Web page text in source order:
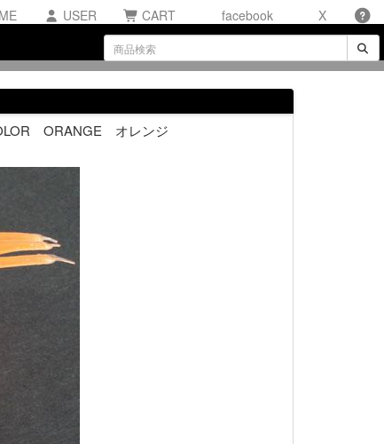
USER CART facebook X
ORANGE オレンジ